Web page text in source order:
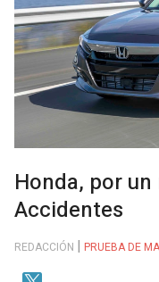
Honda, por
Accidentes
REDACCIÓN PRUEBA DE